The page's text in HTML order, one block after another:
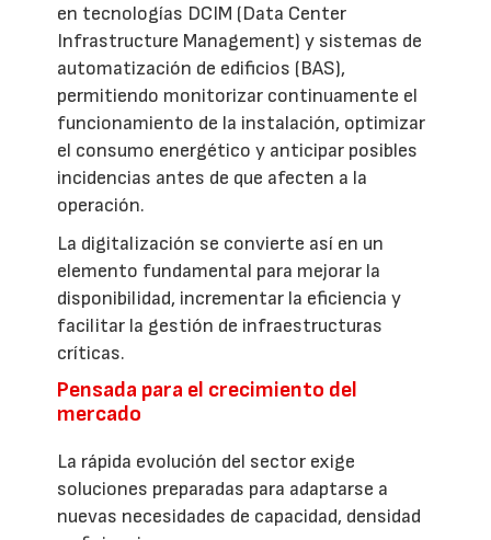
en tecnologías DCIM (Data Center
Infrastructure Management) y sistemas de
automatización de edificios (BAS),
permitiendo monitorizar continuamente el
funcionamiento de la instalación, optimizar
el consumo energético y anticipar posibles
incidencias antes de que afecten a la
operación.
La digitalización se convierte así en un
elemento fundamental para mejorar la
disponibilidad, incrementar la eficiencia y
facilitar la gestión de infraestructuras
críticas.
Pensada para el crecimiento del
mercado
La rápida evolución del sector exige
soluciones preparadas para adaptarse a
nuevas necesidades de capacidad, densidad